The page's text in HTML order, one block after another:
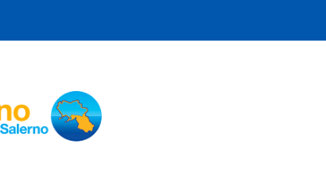
ASL Salerno
ASL Salerno